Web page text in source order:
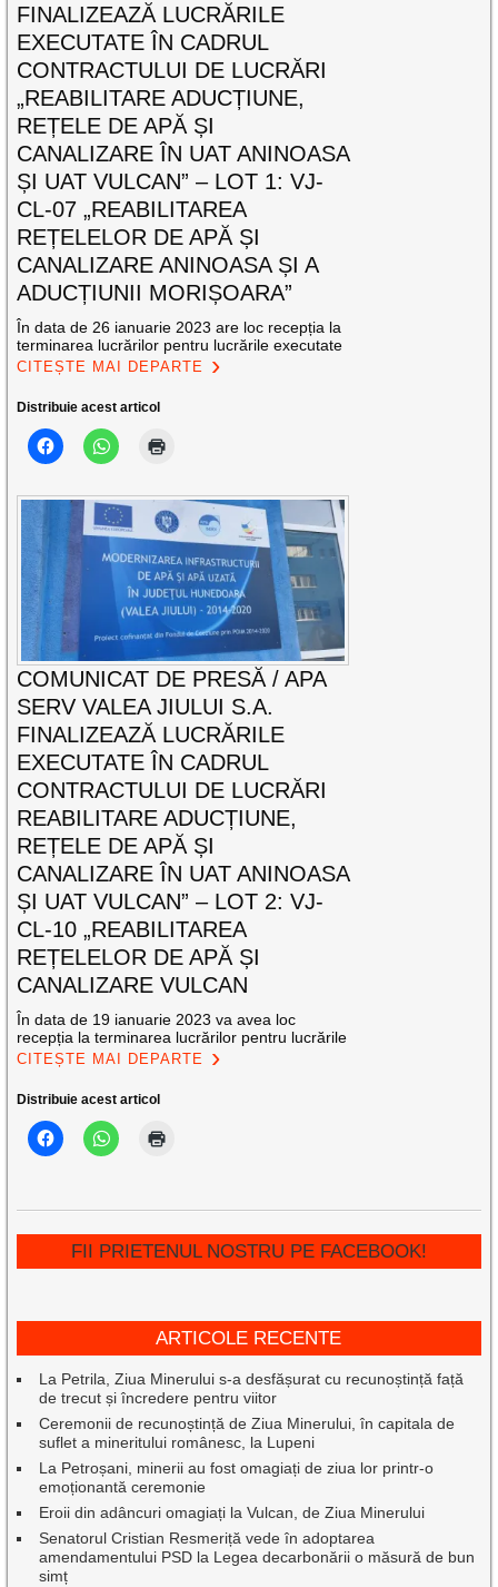
FINALIZEAZĂ LUCRĂRILE
EXECUTATE ÎN CADRUL
CONTRACTULUI DE LUCRĂRI
„REABILITARE ADUCȚIUNE,
REȚELE DE APĂ ȘI
CANALIZARE ÎN UAT ANINOASA
ȘI UAT VULCAN” – LOT 1: VJ-
CL-07 „REABILITAREA
REȚELELOR DE APĂ ȘI
CANALIZARE ANINOASA ȘI A
ADUCȚIUNII MORIȘOARA”
În data de 26 ianuarie 2023 are loc recepția la
terminarea lucrărilor pentru lucrările executate
CITEȘTE MAI DEPARTE
Distribuie acest articol
COMUNICAT DE PRESĂ / APA
SERV VALEA JIULUI S.A.
FINALIZEAZĂ LUCRĂRILE
EXECUTATE ÎN CADRUL
CONTRACTULUI DE LUCRĂRI
REABILITARE ADUCȚIUNE,
REȚELE DE APĂ ȘI
CANALIZARE ÎN UAT ANINOASA
ȘI UAT VULCAN” – LOT 2: VJ-
CL-10 „REABILITAREA
REȚELELOR DE APĂ ȘI
CANALIZARE VULCAN
În data de 19 ianuarie 2023 va avea loc
recepția la terminarea lucrărilor pentru lucrările
CITEȘTE MAI DEPARTE
Distribuie acest articol
FII PRIETENUL NOSTRU PE FACEBOOK!
ARTICOLE RECENTE
La Petrila, Ziua Minerului s-a desfășurat cu recunoștință față
de trecut și încredere pentru viitor
Ceremonii de recunoștință de Ziua Minerului, în capitala de
suflet a mineritului românesc, la Lupeni
La Petroșani, minerii au fost omagiați de ziua lor printr-o
emoționantă ceremonie
Eroii din adâncuri omagiați la Vulcan, de Ziua Minerului
Senatorul Cristian Resmeriță vede în adoptarea
amendamentului PSD la Legea decarbonării o măsură de bun
simț